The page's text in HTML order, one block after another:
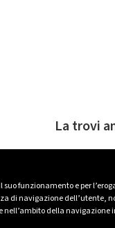
funzionamento e per
di navigazione dell’utente,
della navigazione
La trovi